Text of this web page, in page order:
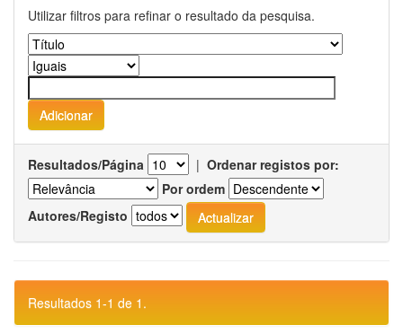
Utilizar filtros para refinar o resultado da pesquisa.
Resultados/Página | Ordenar registos por:
Por ordem
Autores/Registo
Resultados 1-1 de 1.